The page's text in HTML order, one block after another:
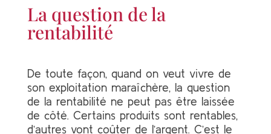
La question de la
rentabilité
De toute façon, quand on veut vivre de
son exploitation maraîchère, la question
de la rentabilité ne peut pas être laissée
de côté. Certains produits sont rentables,
d’autres vont coûter de l’argent. C’est le